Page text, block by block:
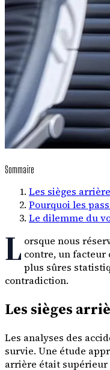
Sommaire
Les sièges
Pourquoi les
Le dilemme du
L orsque nous
contre, un
plus sûres
contradiction.
Les sièges
Les analyses des
survie. Une étude
arrière était supérieur